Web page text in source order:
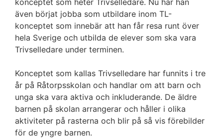
konceptet som heter Trivselledare. Nu har han
även börjat jobba som utbildare inom TL-
konceptet som innebär att han får resa runt över
hela Sverige och utbilda de elever som ska vara
Trivselledare under terminen.
Konceptet som kallas Trivselledare har funnits i tre
år på Råtorpsskolan och handlar om att barn och
unga ska vara aktiva och inkluderande. De äldre
barnen på skolan arrangerar och håller i olika
aktiviteter på rasterna och blir på så vis förebilder
för de yngre barnen.